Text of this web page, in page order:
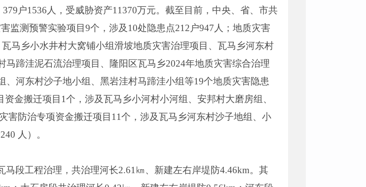
户1536人，受威胁资产11370万元。截至目前，中央、省、市共
监测预警实验项目9个，涉及10处隐患点212户947人；地质灾害
马乡小水井村大窝铺小组滑坡地质灾害治理项目、瓦马乡河东村
蹄洼泥石流治理项目、隆阳区瓦马乡2024年地质灾害综合治理
河东村沙子地小组、黑岩洼村马蹄洼小组等19个地质灾害隐患
金搬迁项目1个，涉及瓦马乡小河村小河组、安邦村大磨房组、
害防治专项资金搬迁项目11个，涉及瓦马乡河东村沙子地组、小
人）。
马段工程治理，共治理河长2.61㎞、新建左右岸堤防4.46km。其